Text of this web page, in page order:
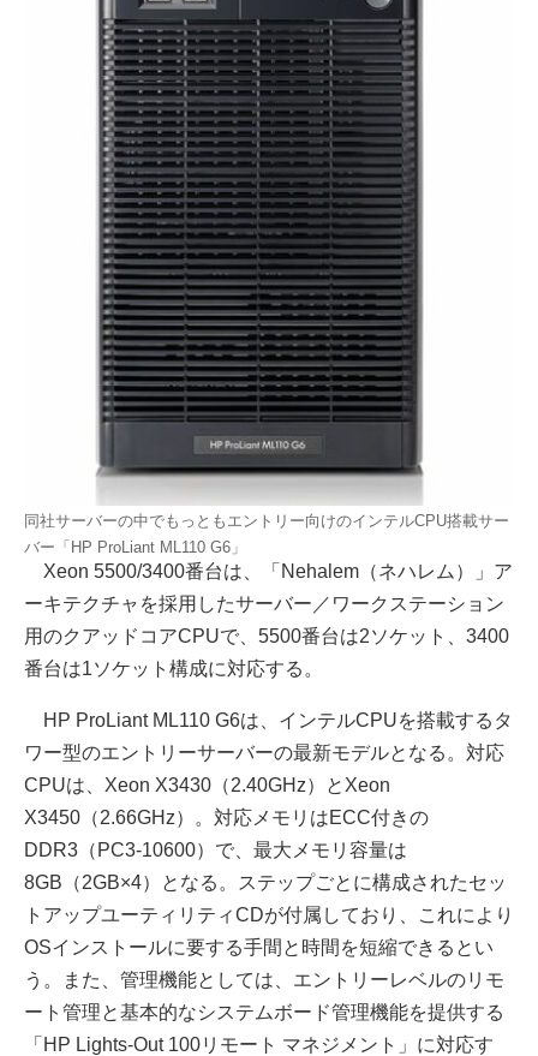
同社サーバーの中でもっともエントリー向けのインテルCPU搭載サー
バー「HP ProLiant ML110 G6」
Xeon 5500/3400番台は、「Nehalem（ネハレム）」ア
ーキテクチャを採用したサーバー／ワークステーション
用のクアッドコアCPUで、5500番台は2ソケット、3400
番台は1ソケット構成に対応する。
HP ProLiant ML110 G6は、インテルCPUを搭載するタ
ワー型のエントリーサーバーの最新モデルとなる。対応
CPUは、Xeon X3430（2.40GHz）とXeon
X3450（2.66GHz）。対応メモリはECC付きの
DDR3（PC3-10600）で、最大メモリ容量は
8GB（2GB×4）となる。ステップごとに構成されたセッ
トアップユーティリティCDが付属しており、これにより
OSインストールに要する手間と時間を短縮できるとい
う。また、管理機能としては、エントリーレベルのリモ
ート管理と基本的なシステムボード管理機能を提供する
「HP Lights-Out 100リモート マネジメント」に対応す